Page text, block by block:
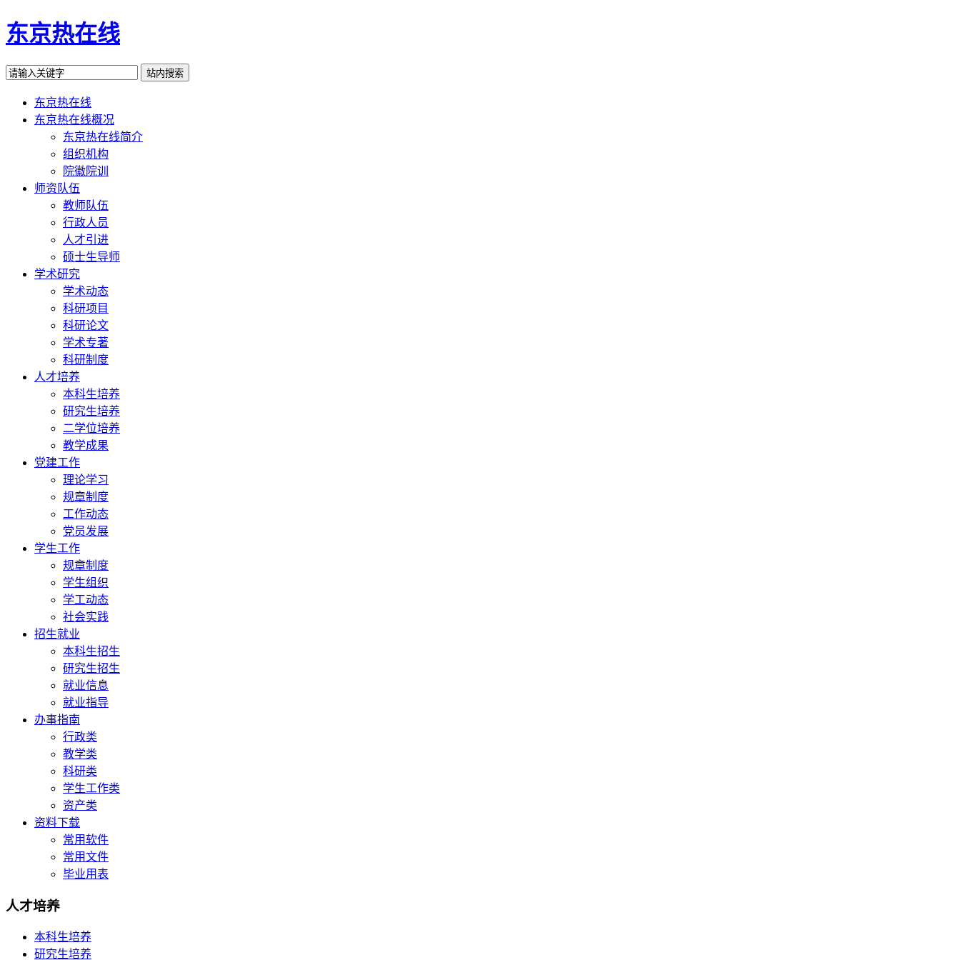
东京热在线
东京热在线
东京热在线概况
东京热在线简介
组织机构
院徽院训
师资队伍
教师队伍
行政人员
人才引进
硕士生导师
学术研究
学术动态
科研项目
科研论文
学术专著
科研制度
人才培养
本科生培养
研究生培养
二学位培养
教学成果
党建工作
理论学习
规章制度
工作动态
党员发展
学生工作
规章制度
学生组织
学工动态
社会实践
招生就业
本科生招生
研究生招生
就业信息
就业指导
办事指南
行政类
教学类
科研类
学生工作类
资产类
资料下载
常用软件
常用文件
毕业用表
人才培养
本科生培养
研究生培养